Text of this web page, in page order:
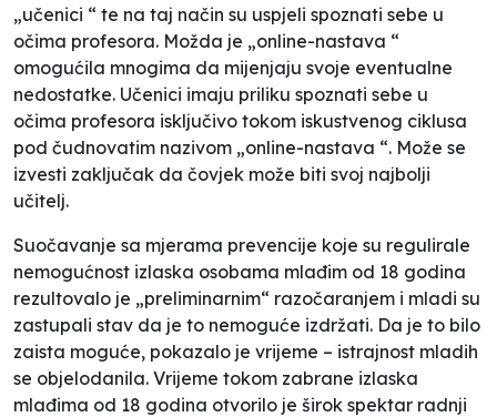
„učenici “ te na taj način su uspjeli spoznati sebe u
očima profesora. Možda je „online-nastava “
omogućila mnogima da mijenjaju svoje eventualne
nedostatke. Učenici imaju priliku spoznati sebe u
očima profesora isključivo tokom iskustvenog ciklusa
pod čudnovatim nazivom „online-nastava “. Može se
izvesti zaključak da čovjek može biti svoj najbolji
učitelj.
Suočavanje sa mjerama prevencije koje su regulirale
nemogućnost izlaska osobama mlađim od 18 godina
rezultovalo je „preliminarnim“ razočaranjem i mladi su
zastupali stav da je to nemoguće izdržati. Da je to bilo
zaista moguće, pokazalo je vrijeme – istrajnost mladih
se objelodanila. Vrijeme tokom zabrane izlaska
mlađima od 18 godina otvorilo je širok spektar radnji